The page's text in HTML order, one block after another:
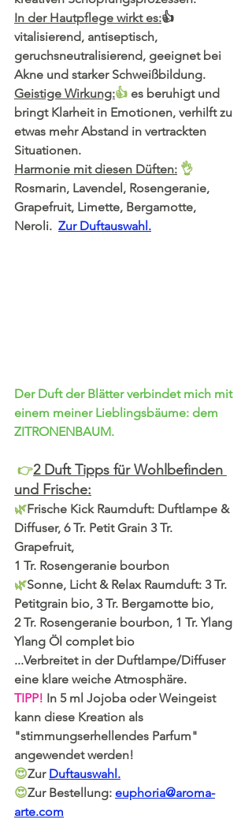
In der Hautpflege wirkt es:👍
vitalisierend, antiseptisch,
geruchsneutralisierend, geeignet bei
Akne und starker Schweißbildung.
Geistige Wirkung:👍 es beruhigt und
bringt Klarheit in Emotionen, verhilft zu
etwas mehr Abstand in vertrackten
Situationen.
Harmonie mit diesen Düften: 👌
Rosmarin, Lavendel, Rosengeranie,
Grapefruit, Limette, Bergamotte,
Neroli. Zur Duftauswahl.
Der Duft der Blätter verbindet mich mit
einem meiner Lieblingsbäume: dem
ZITRONENBAUM.
👉2 Duft Tipps für Wohlbefinden
und Frische:
🌿Frische Kick Raumduft: Duftlampe &
Diffuser, 6 Tr. Petit Grain 3 Tr.
Grapefruit,
1 Tr. Rosengeranie bourbon
🌿Sonne, Licht & Relax Raumduft: 3 Tr.
Petitgrain bio, 3 Tr. Bergamotte bio,
2 Tr. Rosengeranie bourbon, 1 Tr. Ylang
Ylang Öl complet bio
...Verbreitet in der Duftlampe/Diffuser
eine klare weiche Atmosphäre.
TIPP! In 5 ml Jojoba oder Weingeist
kann diese Kreation als
"stimmungserhellendes Parfum"
angewendet werden!
😍Zur Duftauswahl.
😍Zur Bestellung: euphoria@aroma-
arte.com